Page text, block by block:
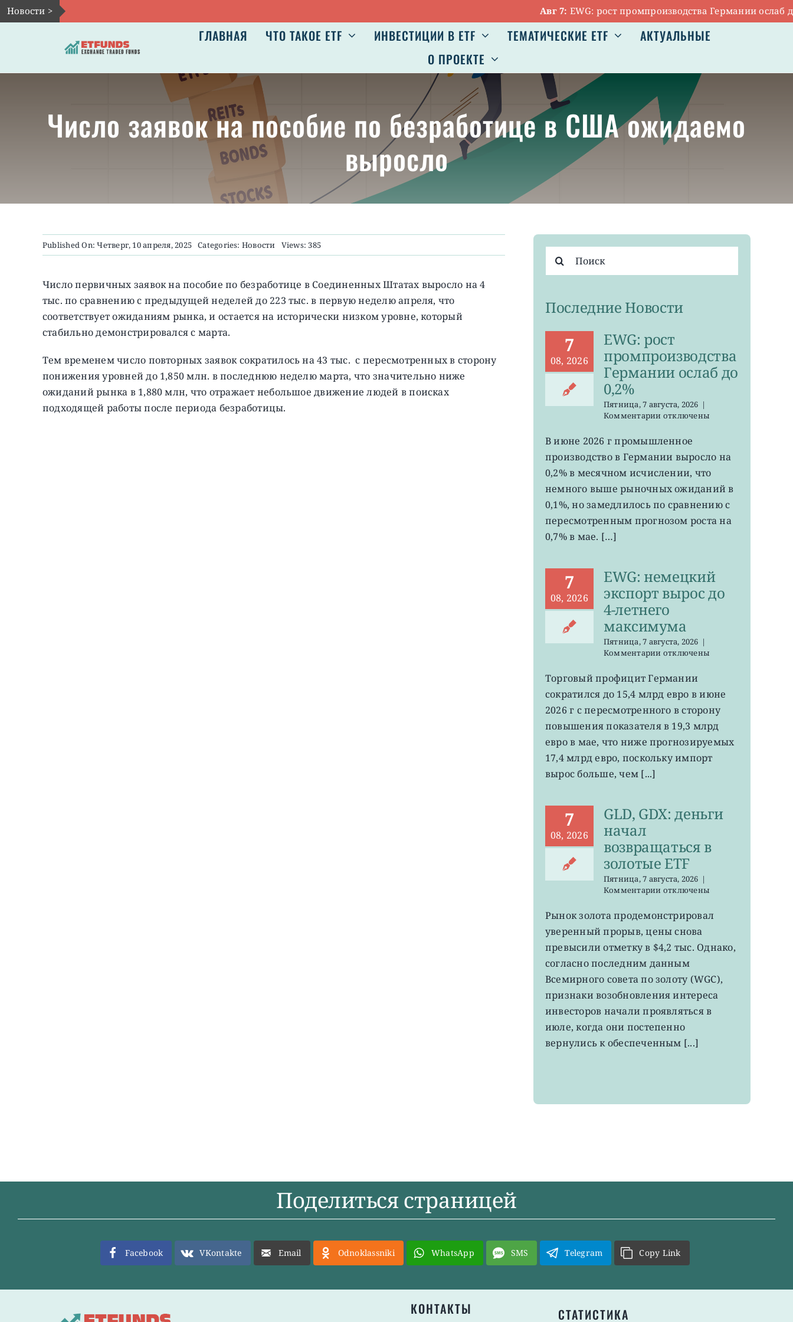
Skip
to
Новости > Авг 7:EWG: рост промпроизводства Германии ослаб до
ГЛАВНАЯ ЧТО ТАКОЕ ETF ИНВЕСТИЦИИ В ETF ТЕМАТИЧЕСКИЕ ETF
АКТУАЛЬНЫЕ
О ПРОЕКТЕ
Число заявок на пособие по безработице в США ожидаемо
выросло
Published On: Четверг, 10 апреля, 2025 Categories: Новости Views: 385
Число первичных заявок на пособие по безработице в Соединенных Штатах выросло на 4
тыс. по сравнению с предыдущей неделей до 223 тыс. в первую неделю апреля, что
соответствует ожиданиям рынка, и остается на исторически низком уровне, который
стабильно демонстрировался с марта.
Тем временем число повторных заявок сократилось на 43 тыс. с пересмотренных в сторону
понижения уровней до 1,850 млн. в последнюю неделю марта, что значительно ниже
ожиданий рынка в 1,880 млн, что отражает небольшое движение людей в поисках
подходящей работы после периода безработицы.
поиска:
Последние Новости
7
08, 2026
EWG: рост
промпроизводства
Германии ослаб до
0,2%
Пятница, 7 августа, 2026 |
Комментариик
EWG:
рост
промпроизводства
Германии
до
0,2%
отключены
В июне 2026 г промышленное
производство в Германии выросло на
0,2% в месячном исчислении, что
немного выше рыночных ожиданий в
0,1%, но замедлилось по сравнению с
пересмотренным прогнозом роста на
0,7% в мае. […]
7
08, 2026
EWG: немецкий
экспорт вырос до
4-летнего
максимума
Пятница, 7 августа, 2026 |
Комментариик
EWG:
немецкий
экспорт
вырос
4-
летнего
отключены
Торговый профицит Германии
сократился до 15,4 млрд евро в июне
2026 г с пересмотренного в сторону
повышения показателя в 19,3 млрд
евро в мае, что ниже прогнозируемых
17,4 млрд евро, поскольку импорт
вырос больше, чем [...]
7
08, 2026
GLD, GDX: деньги
начал
возвращаться в
золотые ETF
Пятница, 7 августа, 2026 |
Комментариик
GLD,
GDX:
деньги
начал
в
золотые
отключены
Рынок золота продемонстрировал
уверенный прорыв, цены снова
превысили отметку в $4,2 тыс. Однако,
согласно последним данным
Всемирного совета по золоту (WGC),
признаки возобновления интереса
инвесторов начали проявляться в
июле, когда они постепенно
вернулись к обеспеченным [...]
Поделиться страницей
Facebook VKontakte Email Odnoklassniki WhatsApp SMS Telegram Copy Link
КОНТАКТЫ СТАТИСТИКА